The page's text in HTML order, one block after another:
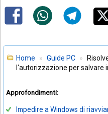
Home Guide PC
l'autorizzazione per salvare
Approfondimenti:
Impedire a Windows di